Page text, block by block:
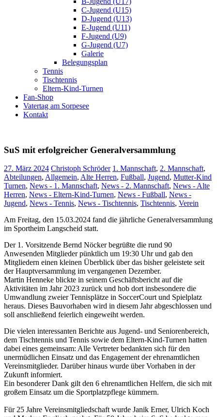
C-Jugend (U15)
D-Jugend (U13)
E-Jugend (U11)
F-Jugend (U9)
G-Jugend (U7)
Galerie
Belegungsplan
Tennis
Tischtennis
Eltern-Kind-Turnen
Fan-Shop
Vatertag am Sorpesee
Kontakt
SuS mit erfolgreicher Generalversammlung
27. März 2024 Christoph Schröder 1. Mannschaft, 2. Mannschaft,
Abteilungen, Allgemein, Alte Herren, Fußball, Jugend, Mutter-Kind
Turnen, News - 1. Mannschaft, News - 2. Mannschaft, News - Alte
Herren, News - Eltern-Kind-Turnen, News - Fußball, News -
Jugend, News - Tennis, News - Tischtennis, Tischtennis, Verein
Am Freitag, den 15.03.2024 fand die jährliche Generalversammlung
im Sportheim Langscheid statt.
Der 1. Vorsitzende Bernd Nöcker begrüßte die rund 90
Anwesenden Mitglieder pünktlich um 19:30 Uhr und gab den
Mitgliedern einen kleinen Überblick über das bisher geleistete seit
der Hauptversammlung im vergangenen Dezember.
Martin Henneke blickte in seinem Geschäftsbericht auf die
Aktivitäten im Jahr 2023 zurück und hob dort insbesondere die
Umwandlung zweier Tennisplätze in SoccerCourt und Spielplatz
heraus. Dieses Bauvorhaben wird in diesem Jahr abgeschlossen und
soll anschließend feierlich eingeweiht werden.
Die vielen interessanten Berichte aus Jugend- und Seniorenbereich,
dem Tischtennis und Tennis sowie dem Eltern-Kind-Turnen hatten
dabei eines gemeinsam: Alle Vertreter bedankten sich für den
unermüdlichen Einsatz und das Engagement der ehrenamtlichen
Vereinsmitglieder. Darüber hinaus wurde über Vorhaben in der
Zukunft informiert.
Ein besonderer Dank gilt den 6 ehrenamtlichen Helfern, die sich mit
großem Einsatz um die Sportplatzpflege kümmern.
Für 25 Jahre Vereinsmitgliedschaft wurde Janik Erner, Ulrich Koch